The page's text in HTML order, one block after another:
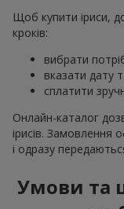
Щоб купити іриси,
кроків:
вибрати
вказати дату
сплатити
Онлайн-каталог
ірисів. Замовлення
і одразу
Умови та